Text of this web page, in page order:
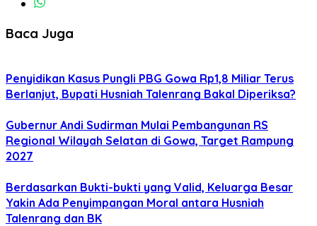
Baca Juga
Penyidikan Kasus Pungli PBG Gowa Rp1,8 Miliar Terus
Berlanjut, Bupati Husniah Talenrang Bakal Diperiksa?
Gubernur Andi Sudirman Mulai Pembangunan RS
Regional Wilayah Selatan di Gowa, Target Rampung
2027
Berdasarkan Bukti-bukti yang Valid, Keluarga Besar
Yakin Ada Penyimpangan Moral antara Husniah
Talenrang dan BK